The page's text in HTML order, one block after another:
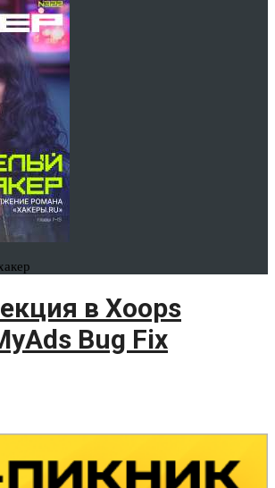
в Xoops
Bug Fix